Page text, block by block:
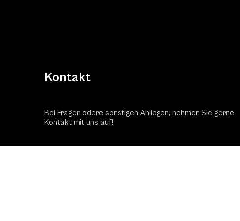
Kontakt
Bei Fragen odere sonstigen Anliegen, nehmen Sie gerne
Kontakt mit uns auf!